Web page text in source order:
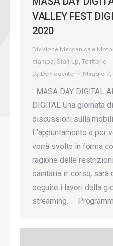
VALLEY FEST
2020
Divisione Meccanica e
stampa, Start up, Territorio
By Democenter Maggio 7,
MASA DAY DIGITAL
DIGITAL Una giornata
discussioni sulla
L’appuntamento è per
verrà svolto in forma
ragione delle
sanitaria in corso, sarà
seguire i lavori della
streaming.